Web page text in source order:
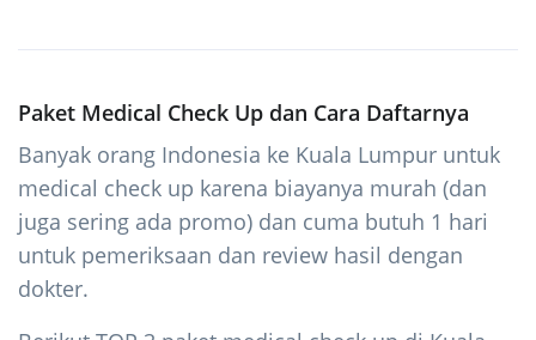
Paket Medical Check Up dan Cara Daftarnya
Banyak orang Indonesia ke Kuala Lumpur untuk
medical check up karena biayanya murah (dan
juga sering ada promo) dan cuma butuh 1 hari
untuk pemeriksaan dan review hasil dengan
dokter.